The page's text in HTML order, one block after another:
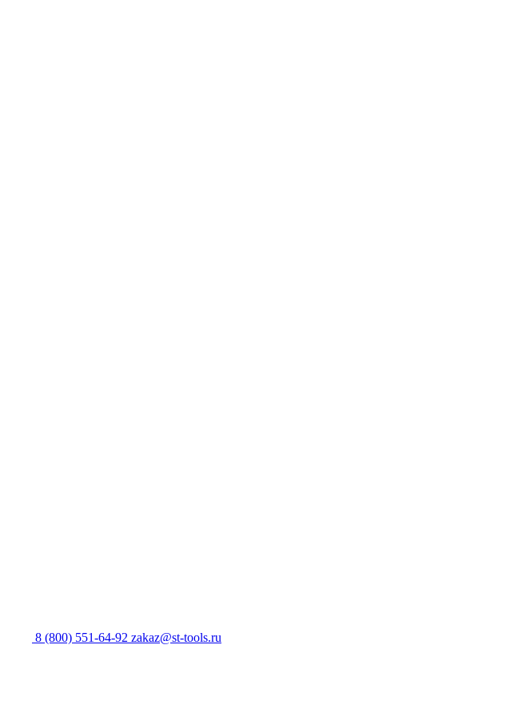
8 (800) 551-64-92 zakaz@st-tools.ru